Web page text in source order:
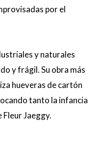
por el
y naturales
y frágil. Su obra más
hueveras de cartón
tanto la infancia
Jaeggy.